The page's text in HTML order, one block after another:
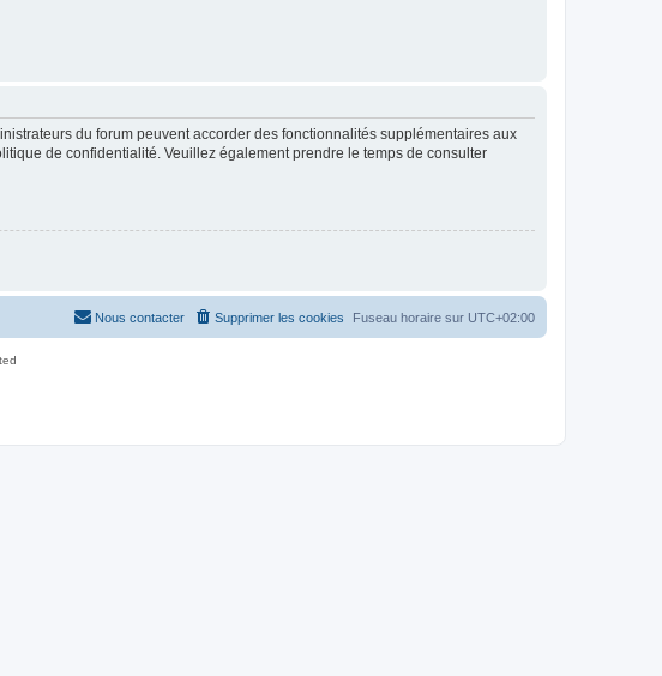
du forum peuvent accorder des fonctionnalités supplémentaires aux
de confidentialité. Veuillez également prendre le temps de consulter
Fuseau horaire sur UTC+02:00
Supprimer les cookies
Nous contacter